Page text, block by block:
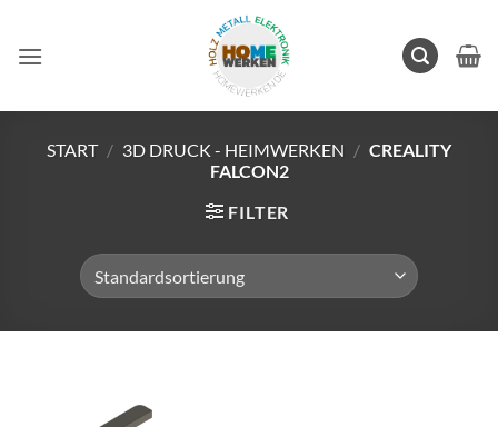
springen
START / 3D DRUCK - HEIMWERKEN / CREALITY
FALCON2
FILTER